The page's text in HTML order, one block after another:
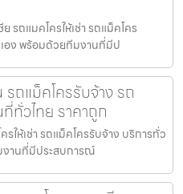
รถแมคโครให้เช่า รถแม็คโคร
เอง พร้อมด้วยทีมงานที่มีป
ถแม็คโครรับจ้าง รถ
ทั่วไทย ราคาถูก
ให้เช่า รถแม็คโครรับจ้าง บริการทั่ว
งานที่มีประสบการณ์